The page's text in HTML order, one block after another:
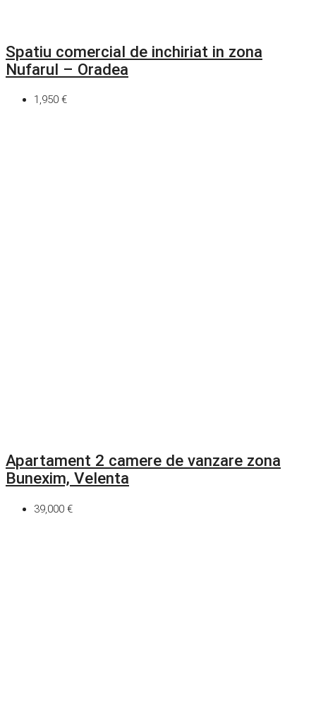
Spatiu comercial de inchiriat in zona
Nufarul – Oradea
1,950 €
Apartament 2 camere de vanzare zona
Bunexim, Velenta
39,000 €